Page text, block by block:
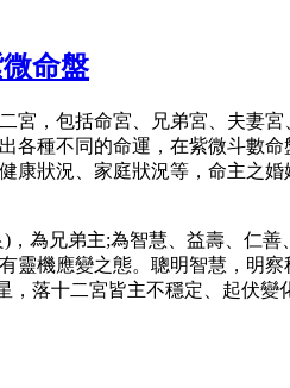
命盤
，包括命宮、兄弟宮、夫妻
種不同的命運，在紫微斗數
狀況、家庭狀況等，命主之
為兄弟主;為智慧、益壽、仁
機應變之態。聰明智慧，明
落十二宮皆主不穩定、起伏